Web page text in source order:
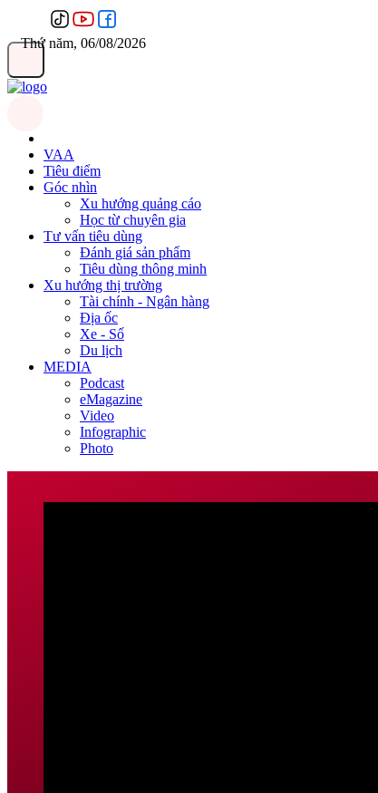
Thứ năm, 06/08/2026
VAA
Tiêu điểm
Góc nhìn
Xu hướng quảng cáo
Học từ chuyên gia
Tư vấn tiêu dùng
Đánh giá sản phẩm
Tiêu dùng thông minh
Xu hướng thị trường
Tài chính - Ngân hàng
Địa ốc
Xe - Số
Du lịch
MEDIA
Podcast
eMagazine
Video
Infographic
Photo